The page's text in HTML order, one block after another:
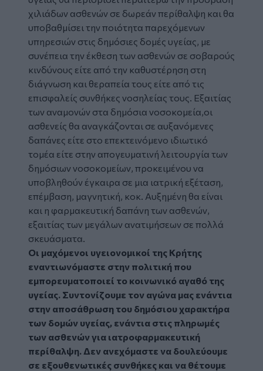
χιλιάδων ασθενών σε δωρεάν περίθαλψη και θα
υποβαθμίσει την ποιότητα παρεχόμενων
υπηρεσιών στις δημόσιες δομές υγείας, με
συνέπεια την έκθεση των ασθενών σε σοβαρούς
κινδύνους είτε από την καθυστέρηση στη
διάγνωση και θεραπεία τους είτε από τις
επισφαλείς συνθήκες νοσηλείας τους. Εξαιτίας
των αναμονών στα δημόσια νοσοκομεία,οι
ασθενείς θα αναγκάζονται σε αυξανόμενες
δαπάνες είτε στο επεκτεινόμενο ιδιωτικό
τομέα είτε στην απογευματινή λειτουργία των
δημόσιων νοσοκομείων, προκειμένου να
υποβληθούν έγκαιρα σε μια ιατρική εξέταση,
επέμβαση, μαγνητική, κοκ. Αυξημένη θα είναι
και η φαρμακευτική δαπάνη των ασθενών,
εξαιτίας των μεγάλων ανατιμήσεων σε πολλά
σκευάσματα.
Οι μαχόμενοι υγειονομικοί της Κρήτης
εναντιωνόμαστε στην πολιτική που
εμπορευματοποιεί το κοινωνικό αγαθό της
υγείας. Συντονίζουμε τον αγώνα μας ενάντια
στην αποσάθρωση του δημόσιου χαρακτήρα
των δομών υγείας, ενάντια στις πληρωμές
των ασθενών για ιατροφαρμακευτική
περίθαλψη. Δεν ανεχόμαστε να δουλεύουμε
σε εξουθενωτικές συνθήκες και να θέτουμε